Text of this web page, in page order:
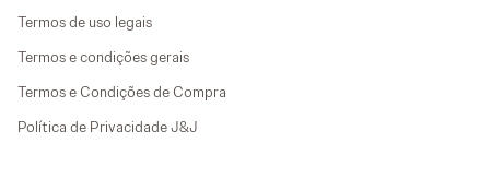
Termos de uso legais
Termos e condições gerais
Termos e Condições de Compra
Política de Privacidade J&J